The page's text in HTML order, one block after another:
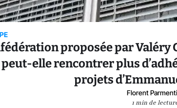
proposée par Valéry
peut-elle rencontrer plus
projets
Florent
1 min de